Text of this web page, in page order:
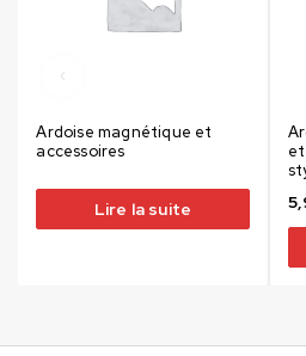
Ardoise magnétique et
accessoires
Lire la suite